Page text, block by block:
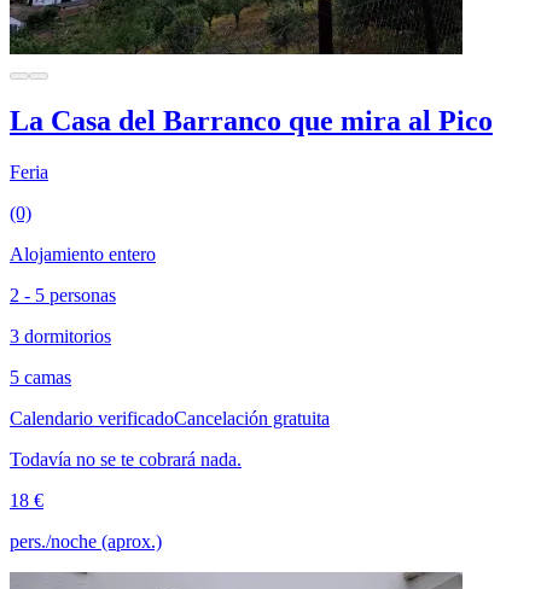
La Casa del Barranco que mira al Pico
Feria
(0)
Alojamiento entero
2 - 5 personas
3 dormitorios
5 camas
Calendario verificadoCancelación gratuita
Todavía no se te cobrará nada.
18 €
pers./noche (aprox.)